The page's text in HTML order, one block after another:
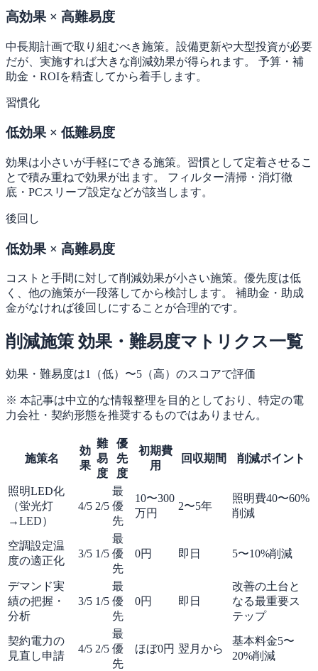
高効果 × 高難易度
中長期計画で取り組むべき施策。設備更新や大型投資が必要
だが、実施すれば大きな削減効果が得られます。 予算・補
助金・ROIを精査してから着手します。
習慣化
低効果 × 低難易度
効果は小さいが手軽にできる施策。習慣として定着させるこ
とで積み重ねで効果が出ます。 フィルター清掃・消灯徹
底・PCスリープ設定などが該当します。
後回し
低効果 × 高難易度
コストと手間に対して削減効果が小さい施策。優先度は低
く、他の施策が一段落してから検討します。 補助金・助成
金がなければ後回しにすることが合理的です。
削減施策 効果・難易度マトリクス一覧
効果・難易度は1（低）〜5（高）のスコアで評価
※ 本記事は中立的な情報整理を目的としており、特定の電
力会社・契約形態を推奨するものではありません。
施策名
効
果
難
易
度
優
先
度
初期費
用
回収期間 削減ポイント
照明LED化
（蛍光灯
→LED）
4/5 2/5
最
優
先
10〜300
万円
2〜5年
照明費40〜60%
削減
空調設定温
度の適正化
3/5 1/5
最
優
先
0円 即日 5〜10%削減
デマンド実
績の把握・
分析
3/5 1/5
最
優
先
0円 即日
改善の土台と
なる最重要ス
テップ
契約電力の
見直し申請
4/5 2/5
最
優
先
ほぼ0円 翌月から
基本料金5〜
20%削減